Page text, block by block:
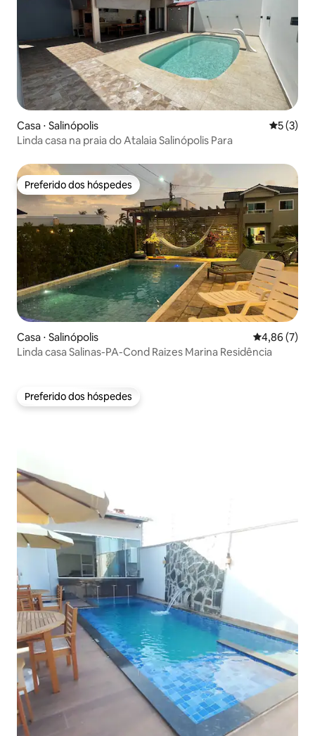
Casa ⋅ Salinópolis 5 de
5 (3)
Linda casa na praia do Atalaia Salinópolis Para
Preferido dos hóspedes
Preferido dos hóspedes
Casa ⋅ Salinópolis 4,86 de uma
4,86 (7)
Linda casa Salinas-PA-Cond Raizes Marina Residência
Preferido dos hóspedes
Preferido dos hóspedes